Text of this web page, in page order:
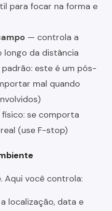
para focar na forma e
— controla a
longo da distância
este é um pós-
mal quando
se comporta
(use F-stop)
Aqui você controla:
localização, data e